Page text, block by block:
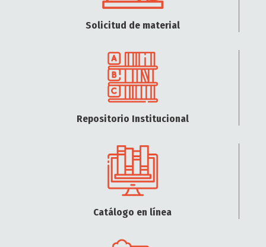
Solicitud de material
Repositorio Institucional
Catálogo en línea